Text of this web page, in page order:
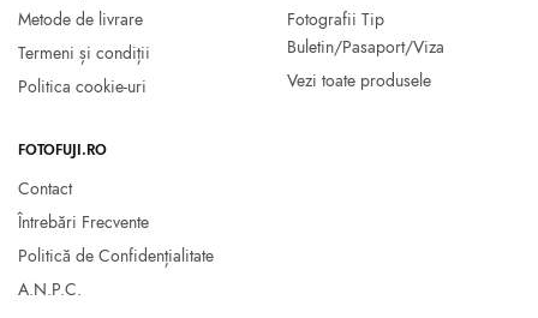
Metode de livrare
Termeni și condiții
Politica cookie-uri
Fotografii Tip
Buletin/Pasaport/Viza
Vezi toate produsele
FOTOFUJI.RO
Contact
Întrebări Frecvente
Politică de Confidențialitate
A.N.P.C.